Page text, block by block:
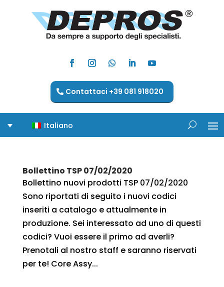
Contattaci +39 081 918020
Italiano
Bollettino TSP 07/02/2020
Bollettino nuovi prodotti TSP 07/02/2020
Sono riportati di seguito i nuovi codici
inseriti a catalogo e attualmente in
produzione. Sei interessato ad uno di questi
codici? Vuoi essere il primo ad averli?
Prenotali al nostro staff e saranno riservati
per te! Core Assy...